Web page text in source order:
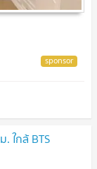
ใกล้ BTS